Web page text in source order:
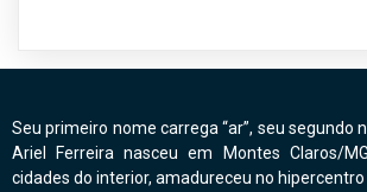
Seu primeiro nome carrega “ar”, seu segundo
Ariel Ferreira nasceu em Montes Claros/
cidades do interior, amadureceu no hipercentro